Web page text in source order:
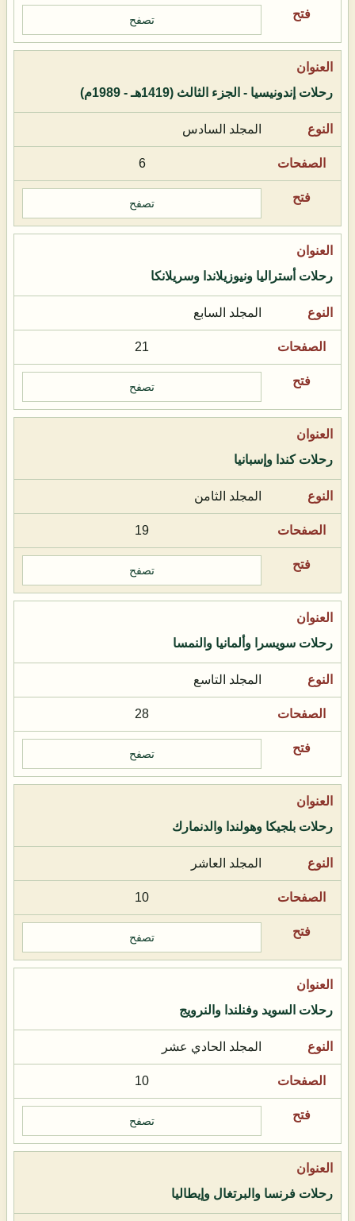
تصفح
رحلات إندونيسيا - الجزء الثالث (1419هـ - 1989م)
المجلد السادس
6
تصفح
رحلات أستراليا ونيوزيلاندا وسريلانكا
المجلد السابع
21
تصفح
رحلات كندا وإسبانيا
المجلد الثامن
19
تصفح
رحلات سويسرا وألمانيا والنمسا
المجلد التاسع
28
تصفح
رحلات بلجيكا وهولندا والدنمارك
المجلد العاشر
10
تصفح
رحلات السويد وفنلندا والنرويج
المجلد الحادي عشر
10
تصفح
رحلات فرنسا والبرتغال وإيطاليا